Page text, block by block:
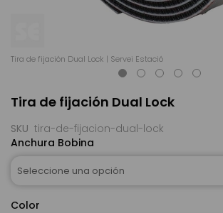
Tira de fijación Dual Lock
SKU tira-de-fijacion-dual-lock
Anchura Bobina
Seleccione una opción
Color
Tira de fijación Dual Lock | Servei Estació
al
de
la
de